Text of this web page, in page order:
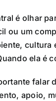
é olhar
ou um
ela é
falar
apoio,